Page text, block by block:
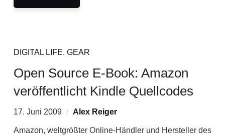
DIGITAL LIFE, GEAR
Open Source E-Book: Amazon
veröffentlicht Kindle Quellcodes
17. Juni 2009 Alex Reiger
Amazon, weltgrößter Online-Händler und Hersteller des